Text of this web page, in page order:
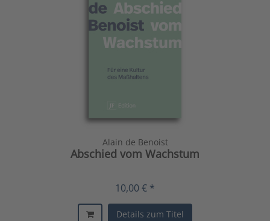
Alain de Benoist
Abschied vom Wachstum
10,00 € *
Details zum Titel